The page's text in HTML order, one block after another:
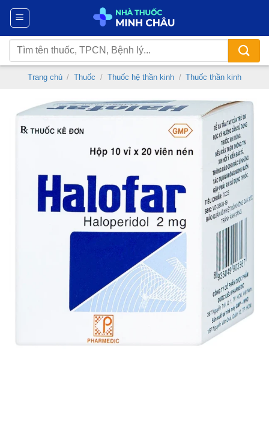
Chuyển
nội
dung
Tìm
kiếm:
Trang chủ / Thuốc / Thuốc hệ thần kinh / Thuốc thần kinh